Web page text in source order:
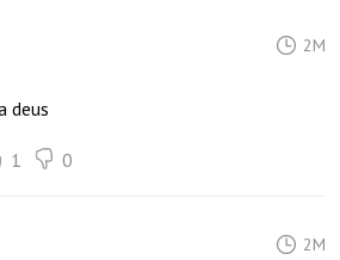
2M
deus
1 0
2M